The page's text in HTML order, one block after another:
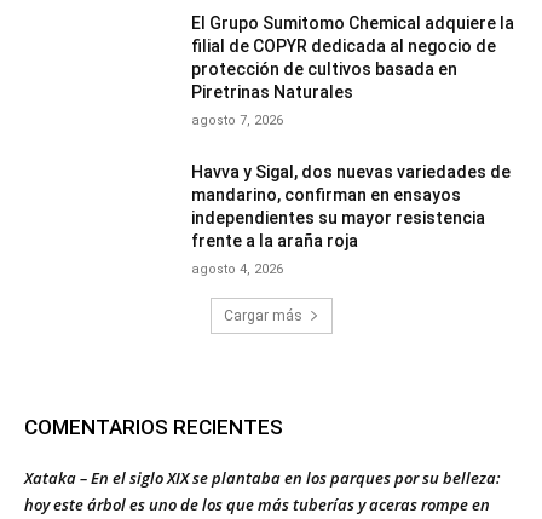
El Grupo Sumitomo Chemical adquiere la
filial de COPYR dedicada al negocio de
protección de cultivos basada en
Piretrinas Naturales
agosto 7, 2026
Havva y Sigal, dos nuevas variedades de
mandarino, confirman en ensayos
independientes su mayor resistencia
frente a la araña roja
agosto 4, 2026
Cargar más
COMENTARIOS RECIENTES
Xataka – En el siglo XIX se plantaba en los parques por su belleza:
hoy este árbol es uno de los que más tuberías y aceras rompe en